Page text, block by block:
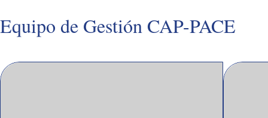
Equipo de Gestión CAP-PACE